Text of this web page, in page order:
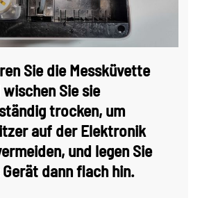
Sie die Messküvette
wischen Sie sie
trocken, um
auf der Elektronik
und legen Sie
dann flach hin.